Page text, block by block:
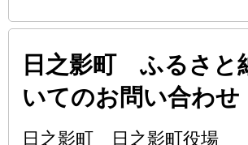
日之影町 ふるさと
いてのお問い合わせ
日之影町 日之影町役場